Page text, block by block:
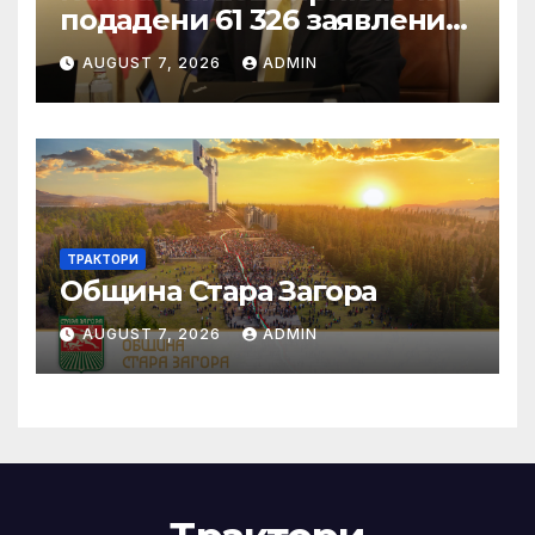
подадени 61 326 заявления
за подпомагане
AUGUST 7, 2026 ADMIN
ТРАКТОРИ
Община Стара Загора
AUGUST 7, 2026 ADMIN